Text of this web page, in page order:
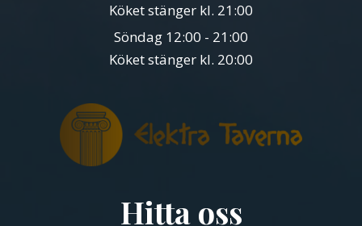
Köket stänger kl. 21:00
Söndag 12:00 - 21:00
Köket stänger kl. 20:00
Hitta oss